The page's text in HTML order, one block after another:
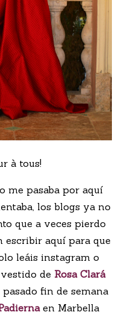
à tous!
me pasaba por aquí
los blogs ya no
que a veces pierdo
escribir aquí para que
leáis instagram o
de Rosa Clará
fin de semana
en Marbella